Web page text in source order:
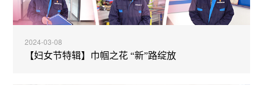
2024-03-08
【妇女节特辑】巾帼之花 “新”路绽放